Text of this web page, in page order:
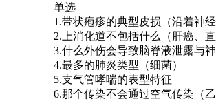
单选
1.带状疱疹的典型皮损（沿着神经
2.上消化道不包括什么（肝癌、直
3.什么外伤会导致脑脊液泄露与
4.最多的肺炎类型（细菌）
5.支气管哮喘的表型特征
6.那个传染不会通过空气传染（乙